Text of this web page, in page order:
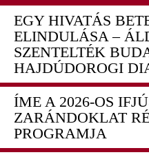
EGY HIVATÁS
ELINDULÁSA –
SZENTELTÉK
HAJDÚDOROGI
ÍME A 2026-OS
ZARÁNDOKLAT
PROGRAMJA